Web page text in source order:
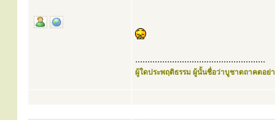
.....................................................
ผู้ใดประพฤติธรรม ผู้นั้นชื่อว่าบูชาตถาคตอย่า